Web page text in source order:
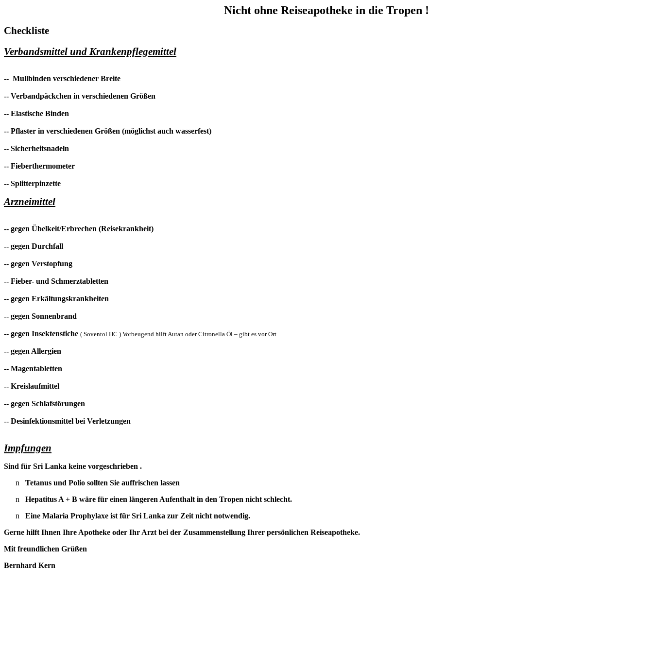
Nicht ohne Reiseapotheke in die Tropen !
Checkliste
Verbandsmittel und Krankenpflegemittel
-- Mullbinden verschiedener Breite
-- Verbandpäckchen in verschiedenen Größen
-- Elastische Binden
-- Pflaster in verschiedenen Größen (möglichst auch wasserfest)
-- Sicherheitsnadeln
-- Fieberthermometer
-- Splitterpinzette
Arzneimittel
-- gegen Übelkeit/Erbrechen (Reisekrankheit)
-- gegen Durchfall
-- gegen Verstopfung
-- Fieber- und Schmerztabletten
-- gegen Erkältungskrankheiten
-- gegen Sonnenbrand
-- gegen Insektenstiche ( Soventol HC ) Vorbeugend hilft Autan oder Citronella Öl – gibt es vor Ort
-- gegen Allergien
-- Magentabletten
-- Kreislaufmittel
-- gegen Schlafstörungen
-- Desinfektionsmittel bei Verletzungen
Impfungen
Sind für Sri Lanka keine vorgeschrieben .
n
Tetanus und Polio sollten Sie auffrischen lassen
n
Hepatitus A + B wäre für einen längeren Aufenthalt in den Tropen nicht schlecht.
n
Eine Malaria Prophylaxe ist für Sri Lanka zur Zeit nicht notwendig.
Gerne hilft Ihnen Ihre Apotheke oder Ihr Arzt bei der Zusammenstellung Ihrer persönlichen Reiseapotheke.
Mit freundlichen Grüßen
Bernhard Kern